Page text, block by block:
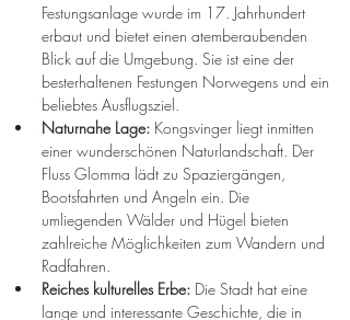
Festungsanlage wurde im 17. Jahrhundert
erbaut und bietet einen atemberaubenden
Blick auf die Umgebung. Sie ist eine der
besterhaltenen Festungen Norwegens und ein
beliebtes Ausflugsziel.
Naturnahe Lage: Kongsvinger liegt inmitten
einer wunderschönen Naturlandschaft. Der
Fluss Glomma lädt zu Spaziergängen,
Bootsfahrten und Angeln ein. Die
umliegenden Wälder und Hügel bieten
zahlreiche Möglichkeiten zum Wandern und
Radfahren.
Reiches kulturelles Erbe: Die Stadt hat eine
lange und interessante Geschichte, die in